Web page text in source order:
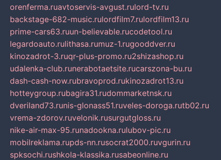
orenferma.ruavtoservis-avgust.rulord-tv.ru
backstage-682-music.rulordfilm7.rulordfilm13.ru
prime-cars63.ruun-believable.rucodetool.ru
legardoauto.rulithasa.rumuz-1.rugooddver.ru
kinozadrot-3.ruqr-plus-promo.ru2shizashop.ru
udalenka-club.runerabotaetsite.rucarszona-bu.ru
dash-cash-now.rubravoprod.rukinozadrot13.ru
hotteygroup.rubagira31.rudommarketnsk.ru
dveriland73.runis-glonass51.ruveles-doroga.rutb02.ru
vrema-zdorov.ruvelonik.rusurgutgloss.ru
nike-air-max-95.runadookna.rulubov-pic.ru
mobilreklama.rupds-nn.rusocrat2000.ruvgurin.ru
spksochi.rushkola-klassika.rusabeonline.ru